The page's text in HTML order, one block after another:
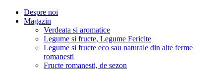
Despre noi
Magazin
Verdeata si aromatice
Legume si fructe, Legume Fericite
Legume si fructe eco sau naturale din alte ferme
romanesti
Fructe romanesti, de sezon